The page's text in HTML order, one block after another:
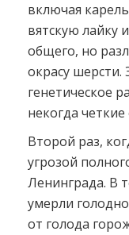
включая
вятскую лайку
общего, но
окрасу
генетическое
некогда
Второй раз,
угрозой
Ленинграда. В
умерли
от голода